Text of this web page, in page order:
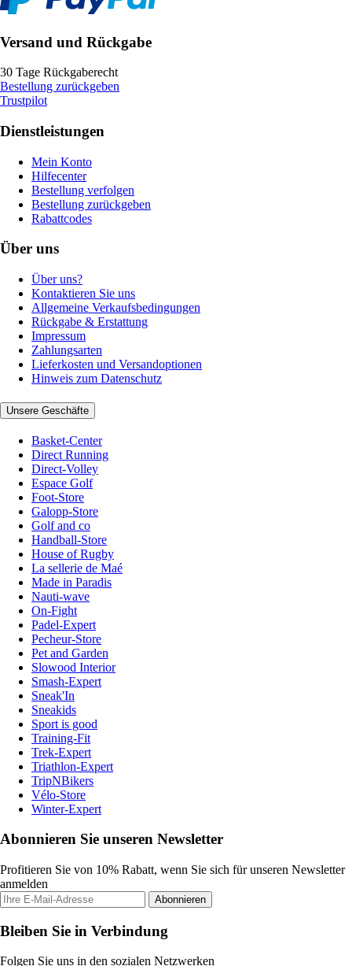
Versand und Rückgabe
30 Tage Rückgaberecht
Bestellung zurückgeben
Trustpilot
Dienstleistungen
Mein Konto
Hilfecenter
Bestellung verfolgen
Bestellung zurückgeben
Rabattcodes
Über uns
Über uns?
Kontaktieren Sie uns
Allgemeine Verkaufsbedingungen
Rückgabe & Erstattung
Impressum
Zahlungsarten
Lieferkosten und Versandoptionen
Hinweis zum Datenschutz
Unsere Geschäfte
Basket-Center
Direct Running
Direct-Volley
Espace Golf
Foot-Store
Galopp-Store
Golf and co
Handball-Store
House of Rugby
La sellerie de Maé
Made in Paradis
Nauti-wave
On-Fight
Padel-Expert
Pecheur-Store
Pet and Garden
Slowood Interior
Smash-Expert
Sneak'In
Sneakids
Sport is good
Training-Fit
Trek-Expert
Triathlon-Expert
TripNBikers
Vélo-Store
Winter-Expert
Abonnieren Sie unseren Newsletter
Profitieren Sie von 10% Rabatt, wenn Sie sich für unseren Newsletter
anmelden
Abonnieren
Bleiben Sie in Verbindung
Folgen Sie uns in den sozialen Netzwerken